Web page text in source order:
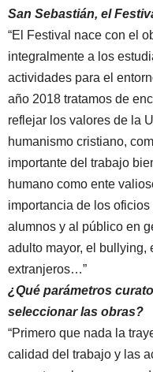
San Sebastián, el
“El Festival nace con el
integralmente a los
actividades para el
año 2018 tratamos de
reflejar los valores de la
humanismo cristiano,
importante del trabajo
humano como ente
importancia de los
alumnos y al público en
adulto mayor, el bullying,
extranjeros…”
¿Qué parámetros
seleccionar las obras?
“Primero que nada la
calidad del trabajo y las